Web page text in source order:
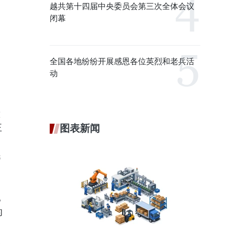
越共第十四届中央委员会第三次全体会议
闭幕
全国各地纷纷开展感恩各位英烈和老兵活
动
图表新闻